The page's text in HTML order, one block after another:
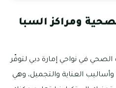
ومراكز السبا
الصحي في نواحي إمارة دبي لتوفّر
العناية والتجميل، وهي